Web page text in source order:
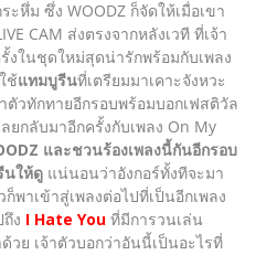
ะหึ่ม ซึ่ง WOODZ ก็จัดให้เมื่อเขา
CAM ส่งตรงจากหลังเวที ที่เจ้า
งในชุดใหม่สุดน่ารักพร้อมกับเพลง
ช้แทมบูรีนที่เตรียมมาเคาะจังหวะ
ตัวทักทายอีกรอบพร้อมบอกเฟสติวัล
ยกลับมาอีกครั้งกับเพลง On My
และชวนร้องเพลงนี้กันอีกรอบ
นให้ดู แน่นอนว่าอังกอร์ทั้งทีจะมา
ก็พาเข้าสู่เพลงต่อไปที่เป็นอีกเพลง
ง I Hate You ที่มีการวนเล่น
ย เจ้าตัวบอกว่าอันนี้เป็นอะไรที่